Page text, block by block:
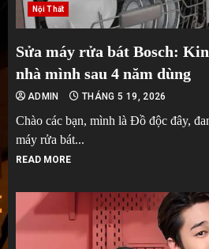
Nội Thất
Sửa máy rửa bát Bosch:
nhà mình sau 4 năm dùng
ADMIN THÁNG 5 19, 2026
Chào các bạn, mình là Đồ độc đây,
máy rửa bát...
READ MORE